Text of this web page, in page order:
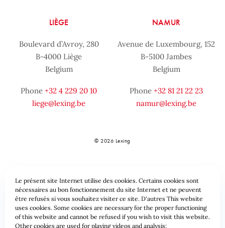
LIÈGE
Boulevard d’Avroy, 280
B-4000 Liège
Belgium
Phone +32 4 229 20 10
liege@lexing.be
NAMUR
Avenue de Luxembourg, 152
B-5100 Jambes
Belgium
Phone +32 81 21 22 23
namur@lexing.be
© 2026 Lexing
Sitemap Standard provisions Data protection & Cookies
Le présent site Internet utilise des cookies. Certains cookies sont
nécessaires au bon fonctionnement du site Internet et ne peuvent
être refusés si vous souhaitez visiter ce site. D'autres This website
uses cookies. Some cookies are necessary for the proper functioning
of this website and cannot be refused if you wish to visit this website.
Other cookies are used for playing videos and analysis: